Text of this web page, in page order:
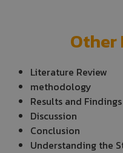
Other
Literature Review
methodology
Results and Findings
Discussion
Conclusion
Understanding the